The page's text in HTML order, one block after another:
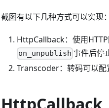
截图有以下几种方式可以实现：
HttpCallback：使用
on_unpublish 事件后停
Transcoder：转码可以配